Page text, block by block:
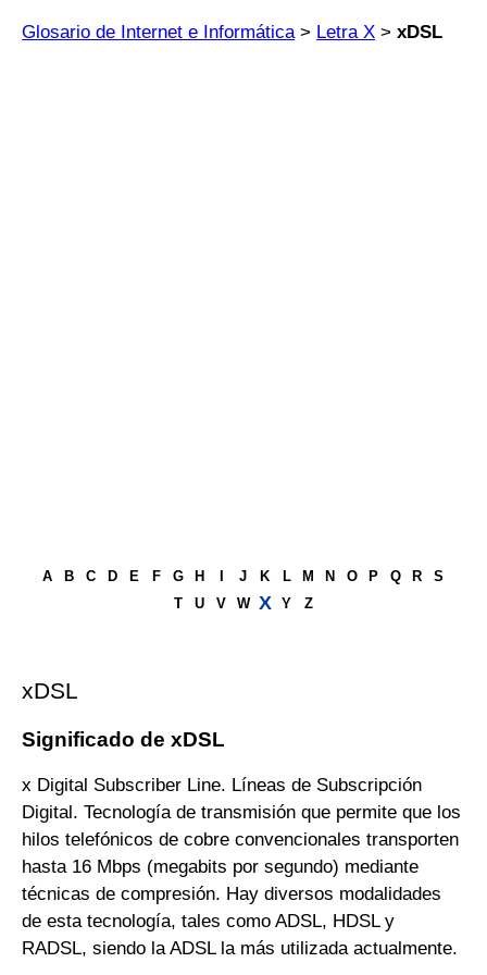
Glosario de Internet e Informática> Letra X >xDSL
A B C D E F G H J K L M N O P Q R
S
T
U V W X Y Z
xDSL
Significado de xDSL
x Digital Subscriber Line. Líneas de Subscripción
Digital. Tecnología de transmisión que permite que los
hilos telefónicos de cobre convencionales transporten
hasta 16 Mbps (megabits por segundo) mediante
técnicas de compresión. Hay diversos modalidades
de esta tecnología, tales como ADSL, HDSL y
RADSL, siendo la ADSL la más utilizada actualmente.